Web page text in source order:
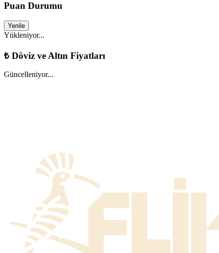
Puan Durumu
Yenile
Yükleniyor...
₺ Döviz ve Altın Fiyatları
Güncelleniyor...